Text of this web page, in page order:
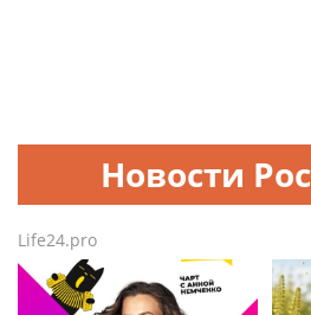
Новости
Life24.pro